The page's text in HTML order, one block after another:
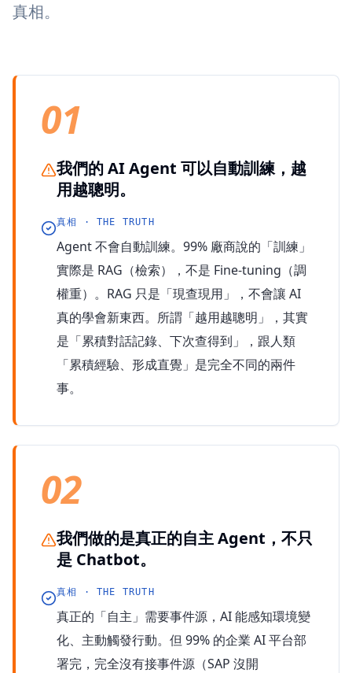
真相。
01
我們的 AI Agent 可以自動訓練，越
用越聰明。
真相 · THE TRUTH
Agent 不會自動訓練。99% 廠商說的「訓練」
實際是 RAG（檢索），不是 Fine-tuning（調
權重）。RAG 只是「現查現用」，不會讓 AI
真的學會新東西。所謂「越用越聰明」，其實
是「累積對話記錄、下次查得到」，跟人類
「累積經驗、形成直覺」是完全不同的兩件
事。
02
我們做的是真正的自主 Agent，不只
是 Chatbot。
真相 · THE TRUTH
真正的「自主」需要事件源，AI 能感知環境變
化、主動觸發行動。但 99% 的企業 AI 平台部
署完，完全沒有接事件源（SAP 沒開